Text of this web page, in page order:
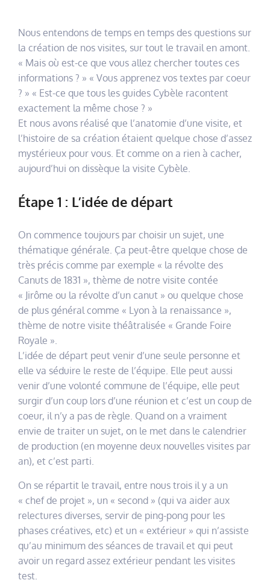
Nous entendons de temps en temps des questions sur
la création de nos visites, sur tout le travail en amont.
« Mais où est-ce que vous allez chercher toutes ces
informations ? » « Vous apprenez vos textes par coeur
? » « Est-ce que tous les guides Cybèle racontent
exactement la même chose ? »
Et nous avons réalisé que l’anatomie d’une visite, et
l’histoire de sa création étaient quelque chose d’assez
mystérieux pour vous. Et comme on a rien à cacher,
aujourd’hui on dissèque la visite Cybèle.
Étape 1 : L’idée de départ
On commence toujours par choisir un sujet, une
thématique générale. Ça peut-être quelque chose de
très précis comme par exemple « la révolte des
Canuts de 1831 », thème de notre visite contée
« Jirôme ou la révolte d’un canut » ou quelque chose
de plus général comme « Lyon à la renaissance »,
thème de notre visite théâtralisée « Grande Foire
Royale ».
L’idée de départ peut venir d’une seule personne et
elle va séduire le reste de l’équipe. Elle peut aussi
venir d’une volonté commune de l’équipe, elle peut
surgir d’un coup lors d’une réunion et c’est un coup de
coeur, il n’y a pas de règle. Quand on a vraiment
envie de traiter un sujet, on le met dans le calendrier
de production (en moyenne deux nouvelles visites par
an), et c’est parti.
On se répartit le travail, entre nous trois il y a un
« chef de projet », un « second » (qui va aider aux
relectures diverses, servir de ping-pong pour les
phases créatives, etc) et un « extérieur » qui n’assiste
qu’au minimum des séances de travail et qui peut
avoir un regard assez extérieur pendant les visites
test.